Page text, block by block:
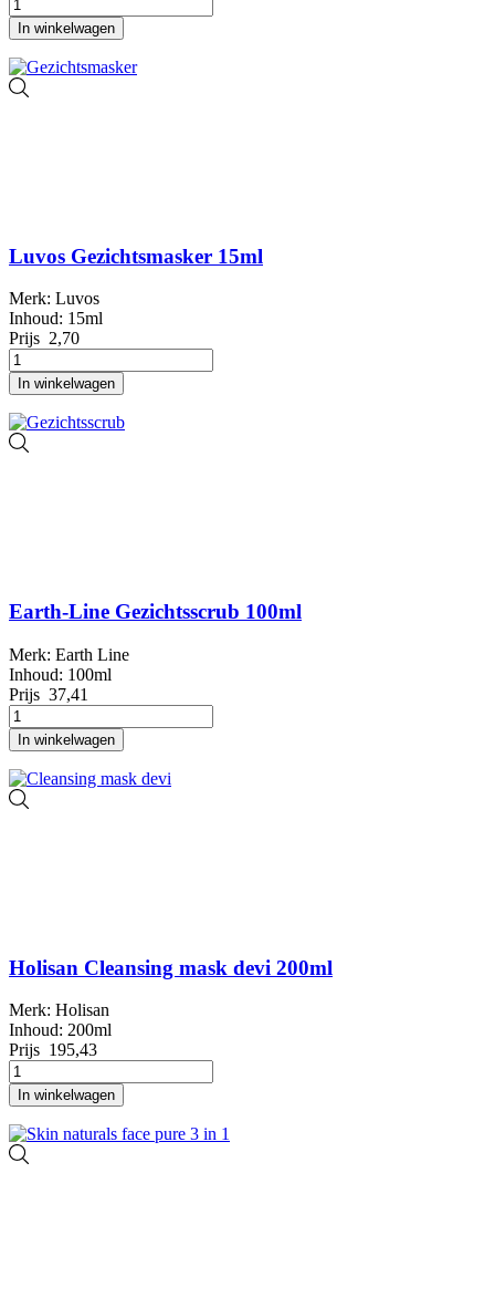
In winkelwagen
Luvos Gezichtsmasker 15ml
Merk: Luvos
Inhoud: 15ml
Prijs 2,70
In winkelwagen
Earth-Line Gezichtsscrub 100ml
Merk: Earth Line
Inhoud: 100ml
Prijs 37,41
In winkelwagen
Holisan Cleansing mask devi 200ml
Merk: Holisan
Inhoud: 200ml
Prijs 195,43
In winkelwagen